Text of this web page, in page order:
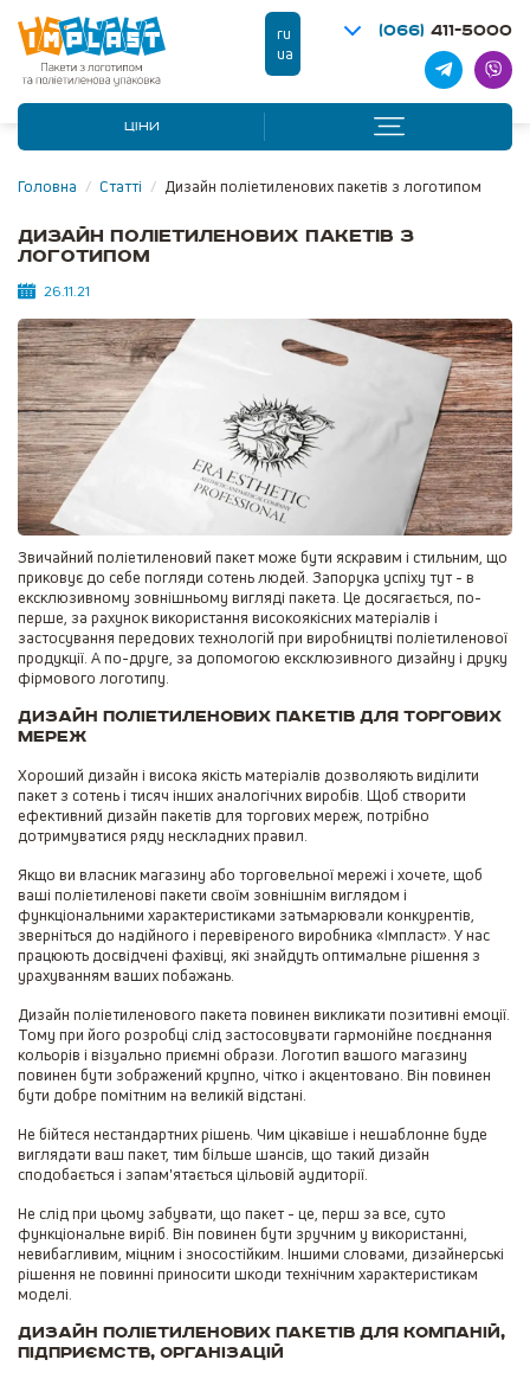
ru
ua
(066) 411-5000
ЦІНИ
Головна / Статті / Дизайн поліетиленових пакетів з логотипом
Дизайн поліетиленових пакетів з
логотипом
26.11.21
Звичайний поліетиленовий пакет може бути яскравим і стильним, що
приковує до себе погляди сотень людей. Запорука успіху тут - в
ексклюзивному зовнішньому вигляді пакета. Це досягається, по-
перше, за рахунок використання високоякісних матеріалів і
застосування передових технологій при виробництві поліетиленової
продукції. А по-друге, за допомогою ексклюзивного дизайну і друку
фірмового логотипу.
Дизайн поліетиленових пакетів для торгових
мереж
Хороший дизайн і висока якість матеріалів дозволяють виділити
пакет з сотень і тисяч інших аналогічних виробів. Щоб створити
ефективний дизайн пакетів для торгових мереж, потрібно
дотримуватися ряду нескладних правил.
Якщо ви власник магазину або торговельної мережі і хочете, щоб
ваші поліетиленові пакети своїм зовнішнім виглядом і
функціональними характеристиками затьмарювали конкурентів,
зверніться до надійного і перевіреного виробника «Імпласт». У нас
працюють досвідчені фахівці, які знайдуть оптимальне рішення з
урахуванням ваших побажань.
Дизайн поліетиленового пакета повинен викликати позитивні емоції.
Тому при його розробці слід застосовувати гармонійне поєднання
кольорів і візуально приємні образи. Логотип вашого магазину
повинен бути зображений крупно, чітко і акцентовано. Він повинен
бути добре помітним на великій відстані.
Не бійтеся нестандартних рішень. Чим цікавіше і нешаблонне буде
виглядати ваш пакет, тим більше шансів, що такий дизайн
сподобається і запам'ятається цільовій аудиторії.
Не слід при цьому забувати, що пакет - це, перш за все, суто
функціональне виріб. Він повинен бути зручним у використанні,
невибагливим, міцним і зносостійким. Іншими словами, дизайнерські
рішення не повинні приносити шкоди технічним характеристикам
моделі.
Дизайн поліетиленових пакетів для компаній,
підприємств, організацій